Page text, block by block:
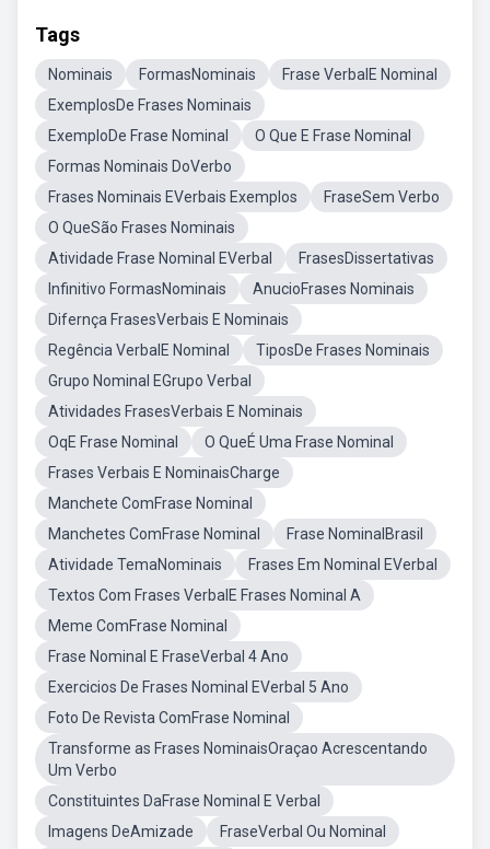
Tags
Nominais FormasNominais
Frase VerbalE Nominal
ExemplosDe Frases Nominais
ExemploDe Frase Nominal
O Que E Frase Nominal
Formas Nominais DoVerbo
Frases Nominais EVerbais Exemplos
FraseSem Verbo
O QueSão Frases Nominais
Atividade Frase Nominal EVerbal
FrasesDissertativas
Infinitivo FormasNominais
AnucioFrases Nominais
Difernça FrasesVerbais E Nominais
Regência VerbalE Nominal
TiposDe Frases Nominais
Grupo Nominal EGrupo Verbal
Atividades FrasesVerbais E Nominais
OqE Frase Nominal
O QueÉ Uma Frase Nominal
Frases Verbais E NominaisCharge
Manchete ComFrase Nominal
Manchetes ComFrase Nominal
Frase NominalBrasil
Atividade TemaNominais
Frases Em Nominal EVerbal
Textos Com Frases VerbalE Frases Nominal A
Meme ComFrase Nominal
Frase Nominal E FraseVerbal 4 Ano
Exercicios De Frases Nominal EVerbal 5 Ano
Foto De Revista ComFrase Nominal
Transforme as Frases NominaisOraçao Acrescentando
Um Verbo
Constituintes DaFrase Nominal E Verbal
Imagens DeAmizade
FraseVerbal Ou Nominal